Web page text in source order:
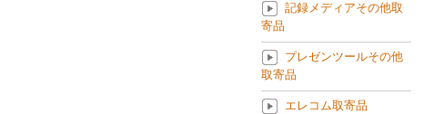
記録メディアその他取
寄品
プレゼンツールその他
取寄品
エレコム取寄品